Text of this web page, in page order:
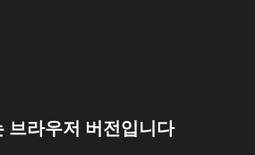
브라우저 버전입니다